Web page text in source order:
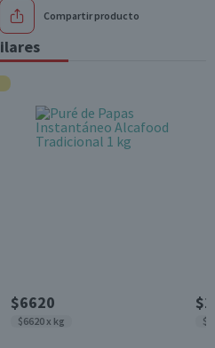
Compartir producto
$6620
$6620 x kg